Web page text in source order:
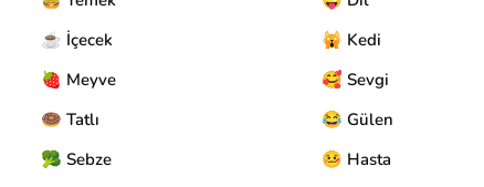
☕ İçecek
🍓 Meyve
🍩 Tatlı
🥦 Sebze
🙀 Kedi
🥰 Sevgi
😂 Gülen
🤒 Hasta